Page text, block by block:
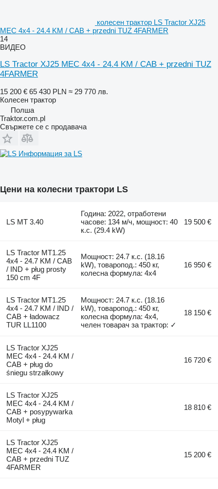
колесен трактор LS Tractor XJ25
MEC 4x4 - 24.4 KM / CAB + przedni TUZ 4FARMER
14
ВИДЕО
LS Tractor XJ25 MEC 4x4 - 24.4 KM / CAB + przedni TUZ
4FARMER
15 200 € 65 430 PLN ≈ 29 770 лв.
Колесен трактор
Полша
Traktor.com.pl
Свържете се с продавача
Информация за LS
Цени на колесни трактори LS
LS MT 3.40
Година: 2022, отработени
часове: 134 м/ч, мощност: 40
к.с. (29.4 kW)
19 500 €
LS Tractor MT1.25
4x4 - 24.7 KM / CAB
/ IND + pług prosty
150 cm 4F
Мощност: 24.7 к.с. (18.16
kW), товаропод.: 450 кг,
колесна формула: 4x4
16 950 €
LS Tractor MT1.25
4x4 - 24.7 KM / IND /
CAB + ładowacz
TUR LL1100
Мощност: 24.7 к.с. (18.16
kW), товаропод.: 450 кг,
колесна формула: 4x4,
челен товарач за трактор: ✓
18 150 €
LS Tractor XJ25
MEC 4x4 - 24.4 KM /
CAB + pług do
śniegu strzałkowy
16 720 €
LS Tractor XJ25
MEC 4x4 - 24.4 KM /
CAB + posypywarka
Motyl + pług
18 810 €
LS Tractor XJ25
MEC 4x4 - 24.4 KM /
CAB + przedni TUZ
4FARMER
15 200 €